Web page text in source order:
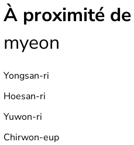
À proximité de
myeon
Yongsan-ri
Hoesan-ri
Yuwon-ri
Chirwon-eup